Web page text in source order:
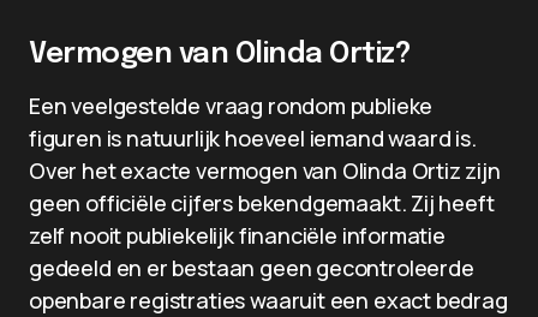
Vermogen van Olinda Ortiz?
Een veelgestelde vraag rondom publieke
figuren is natuurlijk hoeveel iemand waard is.
Over het exacte vermogen van Olinda Ortiz zijn
geen officiële cijfers bekendgemaakt. Zij heeft
zelf nooit publiekelijk financiële informatie
gedeeld en er bestaan geen gecontroleerde
openbare registraties waaruit een exact bedrag